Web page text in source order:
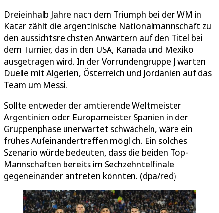
Dreieinhalb Jahre nach dem Triumph bei der WM in
Katar zählt die argentinische Nationalmannschaft zu
den aussichtsreichsten Anwärtern auf den Titel bei
dem Turnier, das in den USA, Kanada und Mexiko
ausgetragen wird. In der Vorrundengruppe J warten
Duelle mit Algerien, Österreich und Jordanien auf das
Team um Messi.
Sollte entweder der amtierende Weltmeister
Argentinien oder Europameister Spanien in der
Gruppenphase unerwartet schwächeln, wäre ein
frühes Aufeinandertreffen möglich. Ein solches
Szenario würde bedeuten, dass die beiden Top-
Mannschaften bereits im Sechzehntelfinale
gegeneinander antreten könnten. (dpa/red)